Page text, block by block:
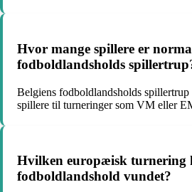
Hvor mange spillere er
fodboldlandsholds
Belgiens fodboldlandsholds spillertrup
spillere til turneringer som VM eller
Hvilken europæisk turnering
fodboldlandshold vundet?